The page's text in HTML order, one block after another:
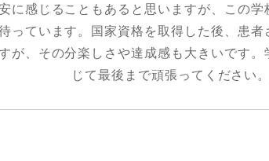
に感じることもあると思いますが、この
っています。国家資格を取得した後、患
が、その分楽しさや達成感も大きいです
じて最後まで頑張ってください